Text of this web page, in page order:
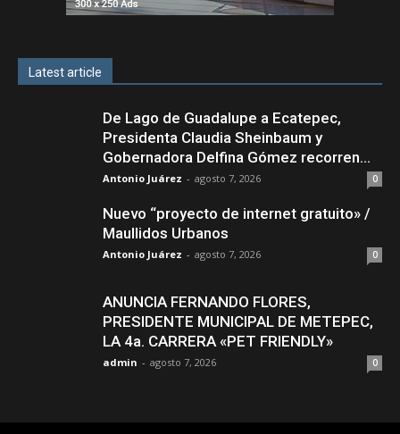
Latest article
De Lago de Guadalupe a Ecatepec,
Presidenta Claudia Sheinbaum y
Gobernadora Delfina Gómez recorren...
Antonio Juárez - agosto 7, 2026 0
Nuevo “proyecto de internet gratuito» /
Maullidos Urbanos
Antonio Juárez - agosto 7, 2026 0
ANUNCIA FERNANDO FLORES,
PRESIDENTE MUNICIPAL DE METEPEC,
LA 4a. CARRERA «PET FRIENDLY»
admin - agosto 7, 2026 0